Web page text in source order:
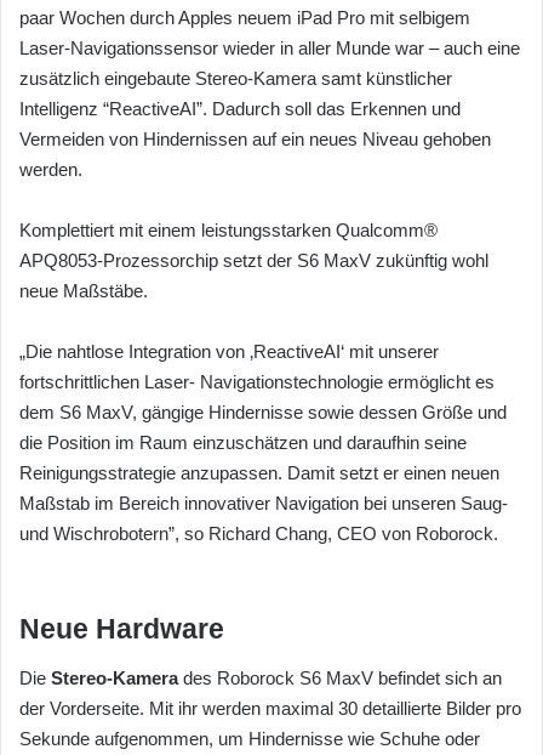
paar Wochen durch Apples neuem iPad Pro mit selbigem
Laser-Navigationssensor wieder in aller Munde war – auch eine
zusätzlich eingebaute Stereo-Kamera samt künstlicher
Intelligenz “ReactiveAI”. Dadurch soll das Erkennen und
Vermeiden von Hindernissen auf ein neues Niveau gehoben
werden.
Komplettiert mit einem leistungsstarken Qualcomm®
APQ8053-Prozessorchip setzt der S6 MaxV zukünftig wohl
neue Maßstäbe.
„Die nahtlose Integration von ‚ReactiveAI‘ mit unserer
fortschrittlichen Laser- Navigationstechnologie ermöglicht es
dem S6 MaxV, gängige Hindernisse sowie dessen Größe und
die Position im Raum einzuschätzen und daraufhin seine
Reinigungsstrategie anzupassen. Damit setzt er einen neuen
Maßstab im Bereich innovativer Navigation bei unseren Saug-
und Wischrobotern”, so Richard Chang, CEO von Roborock.
Neue Hardware
Die Stereo-Kamerades Roborock S6 MaxV befindet sich an
der Vorderseite. Mit ihr werden maximal 30 detaillierte Bilder pro
Sekunde aufgenommen, um Hindernisse wie Schuhe oder